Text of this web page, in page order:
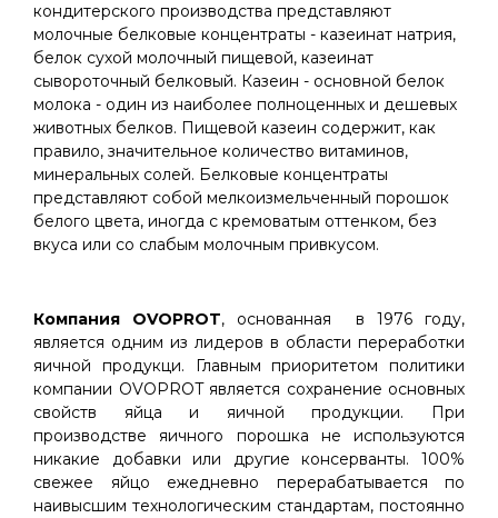
кондитерского производства представляют
молочные белковые концентраты - казеинат натрия,
белок сухой молочный пищевой, казеинат
сывороточный белковый. Казеин - основной белок
молока - один из наиболее полноценных и дешевых
животных белков. Пищевой казеин содержит, как
правило, значительное количество витаминов,
минеральных солей. Белковые концентраты
представляют собой мелкоизмельченный порошок
белого цвета, иногда с кремоватым оттенком, без
вкуса или со слабым молочным привкусом.
Компания OVOPROT, основанная в 1976 году,
является одним из лидеров в области переработки
яичной продукци. Главным приоритетом политики
компании OVOPROT является сохранение основных
свойств яйца и яичной продукции. При
производстве яичного порошка не используются
никакие добавки или другие консерванты. 100%
свежее яйцо ежедневно перерабатывается по
наивысшим технологическим стандартам, постоянно